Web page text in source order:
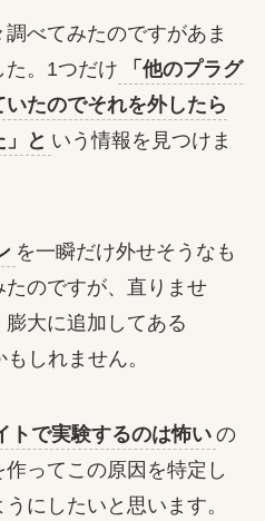
べてみたのですがあま
た。1つだけ
「他のプラグ
たのでそれを外したら
と いう情報を見つけま
を一瞬だけ外せそうなも
のですが、直りませ
大に追加してある
しれません。
トで実験するのは怖い の
ってこの原因を特定し
にしたいと思います。